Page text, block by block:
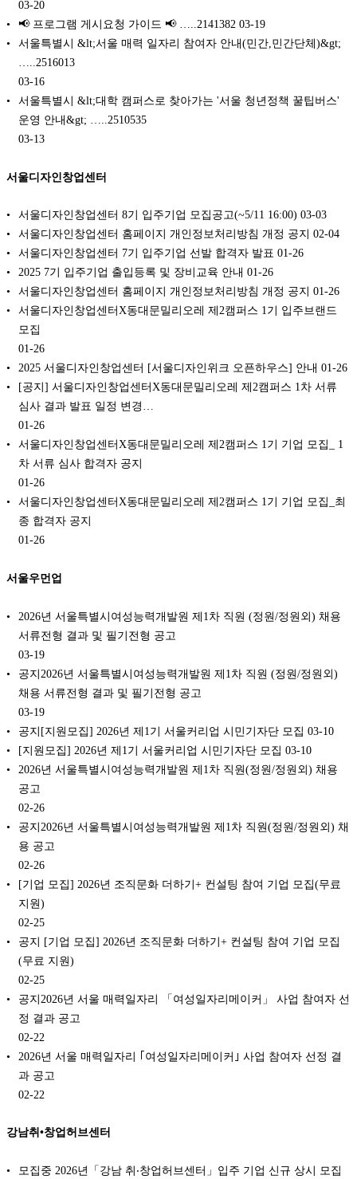
03-20
📢 프로그램 게시요청 가이드 📢 …..2141382 03-19
서울특별시 &lt;서울 매력 일자리 참여자 안내(민간,민간단체)&gt;
…..2516013
03-16
서울특별시 &lt;대학 캠퍼스로 찾아가는 '서울 청년정책 꿀팁버스'
운영 안내&gt; …..2510535
03-13
서울디자인창업센터
서울디자인창업센터 8기 입주기업 모집공고(~5/11 16:00) 03-03
서울디자인창업센터 홈페이지 개인정보처리방침 개정 공지 02-04
서울디자인창업센터 7기 입주기업 선발 합격자 발표 01-26
2025 7기 입주기업 출입등록 및 장비교육 안내 01-26
서울디자인창업센터 홈페이지 개인정보처리방침 개정 공지 01-26
서울디자인창업센터X동대문밀리오레 제2캠퍼스 1기 입주브랜드
모집
01-26
2025 서울디자인창업센터 [서울디자인위크 오픈하우스] 안내 01-26
[공지] 서울디자인창업센터X동대문밀리오레 제2캠퍼스 1차 서류
심사 결과 발표 일정 변경…
01-26
서울디자인창업센터X동대문밀리오레 제2캠퍼스 1기 기업 모집_ 1
차 서류 심사 합격자 공지
01-26
서울디자인창업센터X동대문밀리오레 제2캠퍼스 1기 기업 모집_최
종 합격자 공지
01-26
서울우먼업
2026년 서울특별시여성능력개발원 제1차 직원 (정원/정원외) 채용
서류전형 결과 및 필기전형 공고
03-19
공지2026년 서울특별시여성능력개발원 제1차 직원 (정원/정원외)
채용 서류전형 결과 및 필기전형 공고
03-19
공지[지원모집] 2026년 제1기 서울커리업 시민기자단 모집 03-10
[지원모집] 2026년 제1기 서울커리업 시민기자단 모집 03-10
2026년 서울특별시여성능력개발원 제1차 직원(정원/정원외) 채용
공고
02-26
공지2026년 서울특별시여성능력개발원 제1차 직원(정원/정원외) 채
용 공고
02-26
[기업 모집] 2026년 조직문화 더하기+ 컨설팅 참여 기업 모집(무료
지원)
02-25
공지 [기업 모집] 2026년 조직문화 더하기+ 컨설팅 참여 기업 모집
(무료 지원)
02-25
공지2026년 서울 매력일자리 「여성일자리메이커」 사업 참여자 선
정 결과 공고
02-22
2026년 서울 매력일자리 ｢여성일자리메이커｣ 사업 참여자 선정 결
과 공고
02-22
강남취•창업허브센터
모집중 2026년「강남 취‧창업허브센터」입주 기업 신규 상시 모집